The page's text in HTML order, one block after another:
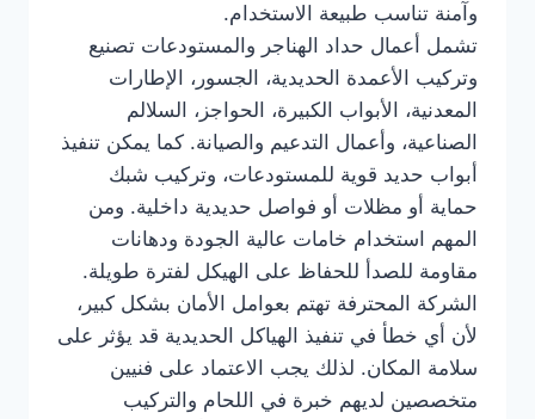
وآمنة تناسب طبيعة الاستخدام.
تشمل أعمال حداد الهناجر والمستودعات تصنيع
وتركيب الأعمدة الحديدية، الجسور، الإطارات
المعدنية، الأبواب الكبيرة، الحواجز، السلالم
الصناعية، وأعمال التدعيم والصيانة. كما يمكن تنفيذ
أبواب حديد قوية للمستودعات، وتركيب شبك
حماية أو مظلات أو فواصل حديدية داخلية. ومن
المهم استخدام خامات عالية الجودة ودهانات
مقاومة للصدأ للحفاظ على الهيكل لفترة طويلة.
الشركة المحترفة تهتم بعوامل الأمان بشكل كبير،
لأن أي خطأ في تنفيذ الهياكل الحديدية قد يؤثر على
سلامة المكان. لذلك يجب الاعتماد على فنيين
متخصصين لديهم خبرة في اللحام والتركيب